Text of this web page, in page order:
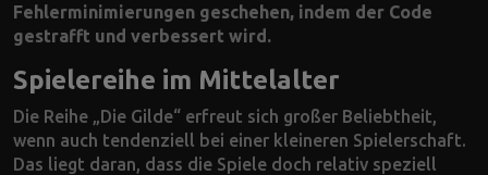
Fehlerminimierungen geschehen, indem der Code
gestrafft und verbessert wird.
Spielereihe im Mittelalter
Die Reihe „Die Gilde“ erfreut sich großer Beliebtheit,
wenn auch tendenziell bei einer kleineren Spielerschaft.
Das liegt daran, dass die Spiele doch relativ speziell